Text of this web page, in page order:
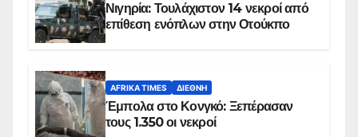
Νιγηρία: Τουλάχιστον 14 νεκροί από
επίθεση ενόπλων στην Οτούκπο
AFRIKA TIMES ΔΙΕΘΝΉ
Έμπολα στο Κονγκό: Ξεπέρασαν
τους 1.350 οι νεκροί